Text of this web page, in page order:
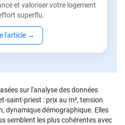
et valoriser votre logement
superflu.
l'article →
sur l'analyse des données
saint-priest : prix au m², tension
dynamique démographique. Elles
semblent les plus cohérentes avec